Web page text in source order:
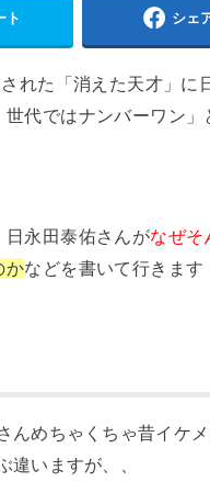
ト シェ
れた「消えた天才」に
代ではナンバーワン」
日永田泰佑さんがなぜそ
かなどを書いて行きます
んめちゃくちゃ昔イケ
違いますが、、